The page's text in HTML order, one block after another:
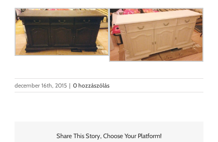
december 16th, 2015 | 0 hozzászólás
Share This Story, Choose Your Platform!